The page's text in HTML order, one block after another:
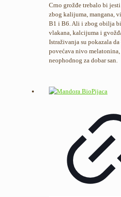
Crno grožđe trebalo bi jesti
zbog kalijuma, mangana,
B1 i B6. Ali i zbog obilja
vlakana, kalcijuma i
Istraživanja su pokazala
povećava nivo melatonina,
neophodnog za dobar san.